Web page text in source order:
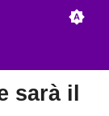
sarà il